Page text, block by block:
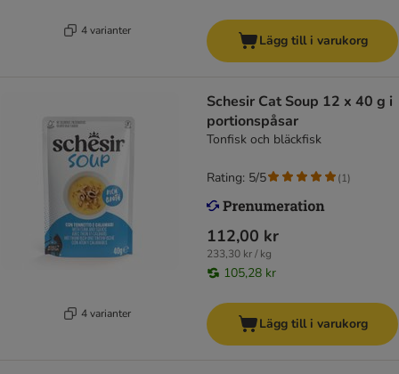
4 varianter
Lägg till i varukorg
4 varianter
Schesir Cat Soup 12 x 40 g i
portionspåsar
Tonfisk och bläckfisk
112,00 kr
233,30 kr / kg
105,28 kr
Rating: 5/5 (1)
Lägg till i varukorg